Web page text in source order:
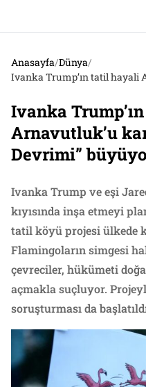
Anasayfa/Dünya/
Ivanka
Arnavutluk’u
Devrimi”
Ivanka Trump ve eşi
kıyısında inşa etmeyi
tatil köyü projesi ülkede
Flamingoların simgesi
çevreciler, hükümeti
açmakla suçluyor.
soruşturması da